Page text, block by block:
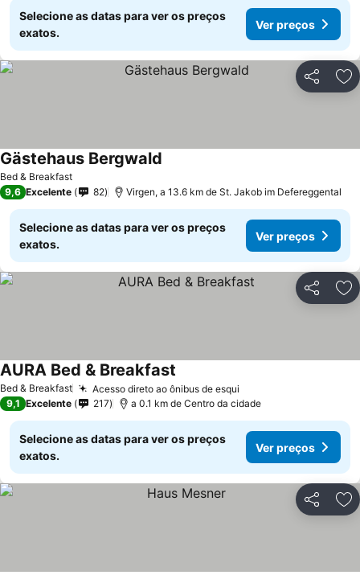
Selecione as datas para ver os preços
exatos.
Ver preços
Partilhar
Bed & Breakfast
Gästehaus Bergwald
9,6 Excelente 82 Virgen, a 13.6 km de St. Jakob im Defereggental
Selecione as datas para ver os preços
exatos.
Ver preços
Partilhar
Bed & Breakfast Acesso direto ao ônibus de esqui
AURA Bed & Breakfast
9,1 Excelente 217 a 0.1 km de Centro da cidade
Selecione as datas para ver os preços
exatos.
Ver preços
Partilhar